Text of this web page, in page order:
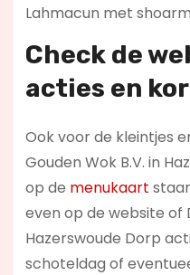
Lahmacun met
Check de
acties en
Ook voor de kleintjes
Gouden Wok B.V. in
op de menukaart
even op de website of
Hazerswoude Dorp
schoteldag of